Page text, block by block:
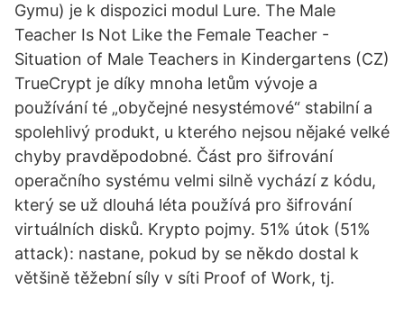
Gymu) je k dispozici modul Lure. The Male
Teacher Is Not Like the Female Teacher -
Situation of Male Teachers in Kindergartens (CZ)
TrueCrypt je díky mnoha letům vývoje a
používání té „obyčejné nesystémové“ stabilní a
spolehlivý produkt, u kterého nejsou nějaké velké
chyby pravděpodobné. Část pro šifrování
operačního systému velmi silně vychází z kódu,
který se už dlouhá léta používá pro šifrování
virtuálních disků. Krypto pojmy. 51% útok (51%
attack): nastane, pokud by se někdo dostal k
většině těžební síly v síti Proof of Work, tj.